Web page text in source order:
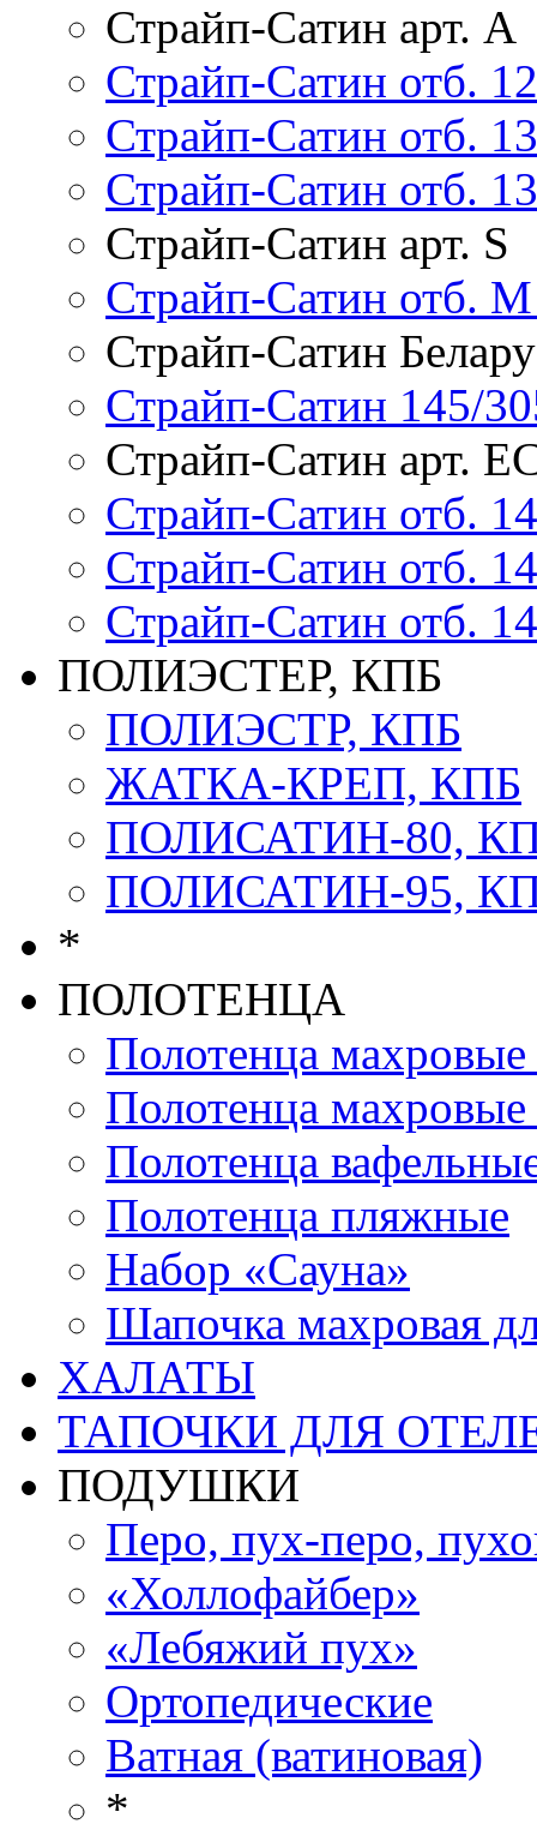
Страйп-Сатин арт. А
Страйп-Сатин отб.
Страйп-Сатин отб.
Страйп-Сатин отб.
Страйп-Сатин арт. S
Страйп-Сатин отб.
Страйп-Сатин
Страйп-Сатин 145/
Страйп-Сатин арт.
Страйп-Сатин отб.
Страйп-Сатин отб.
Страйп-Сатин отб.
ПОЛИЭСТЕР, КПБ
ПОЛИЭСТР, КПБ
ЖАТКА-КРЕП, КПБ
ПОЛИСАТИН-80,
ПОЛИСАТИН-95,
*
ПОЛОТЕНЦА
Полотенца
Полотенца
Полотенца
Полотенца пляжные
Набор «Сауна»
Шапочка махровая
ХАЛАТЫ
ТАПОЧКИ ДЛЯ
ПОДУШКИ
Перо, пух-перо,
«Холлофайбер»
«Лебяжий пух»
Ортопедические
Ватная (ватиновая)
*